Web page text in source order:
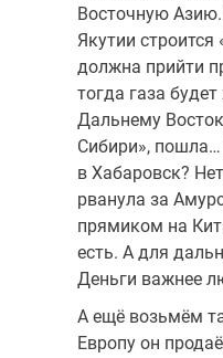
Восточную
Якутии
должна прийти
тогда газа
Дальнему
Сибири»,
в Хабаровск?
рванула за
прямиком на
есть. А для
Деньги важнее
А ещё возьмём
Европу он